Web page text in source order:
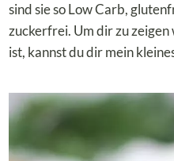
sind sie so Low Carb,
zuckerfrei. Um dir zu
ist, kannst du dir mein